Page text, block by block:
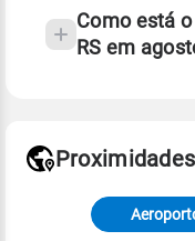
Como está
RS em
Fonte: dados
meteorológicas e
Proximidades